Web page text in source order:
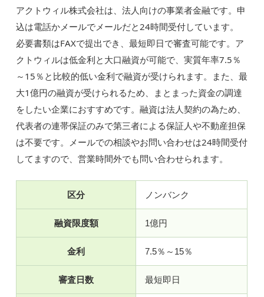
アクトウィル株式会社は、法人向けの事業者金融です。申
込は電話かメールでメールだと24時間受付しています。
必要書類はFAXで提出でき、最短即日で審査可能です。ア
クトウィルは低金利と大口融資が可能で、実質年率7.5％
～15％と比較的低い金利で融資が受けられます。また、最
大1億円の融資が受けられるため、まとまった資金の調達
をしたい企業におすすめです。融資は法人契約の為ため、
代表者の連帯保証のみで第三者による保証人や不動産担保
は不要です。メールでの相談やお問い合わせは24時間受付
してますので、営業時間外でも問い合わせられます。
区分 ノンバンク
融資限度額 1億円
金利 7.5％～15％
審査日数 最短即日